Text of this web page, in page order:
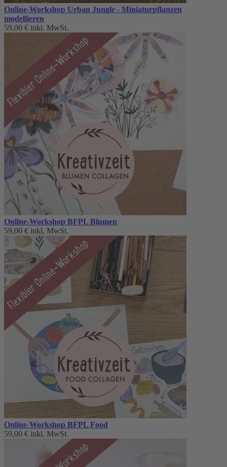
Online-Workshop Urban Jungle - Miniaturpflanzen
modellieren
59,00 € inkl. MwSt.
Online-Workshop BFPL Blumen
59,00 € inkl. MwSt.
Online-Workshop BFPL Food
59,00 € inkl. MwSt.